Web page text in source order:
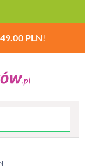
PLN!